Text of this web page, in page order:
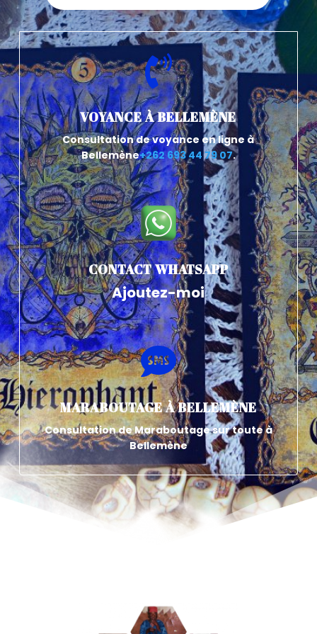

VOYANCE À BELLEMÈNE
Consultation de voyance en ligne à
Bellemène+262 693 44 79 07.
CONTACT WHATSAPP
Ajoutez-moi

MARABOUTAGE À BELLEMÈNE
Consultation de Maraboutage sur toute à
Bellemène